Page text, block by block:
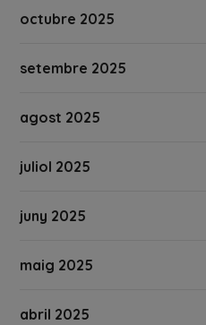
octubre 2025
setembre 2025
agost 2025
juliol 2025
juny 2025
maig 2025
abril 2025